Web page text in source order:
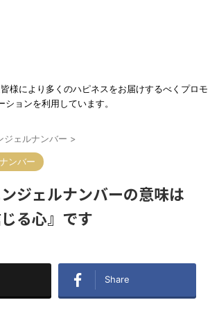
皆様により多くのハピネスをお届けするべくプロモ
ションを利用しています。
ジェルナンバー >
ンバー
ジェルナンバーの意味は
る心』です
Share